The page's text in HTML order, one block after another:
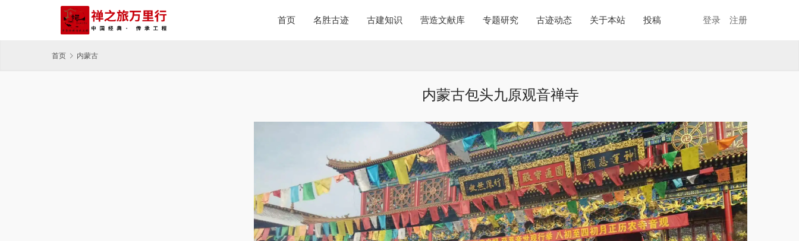
首页 名胜古迹 古建知识 营造文献库 专题研究 古迹动态 关于本站 投稿 登录 注册
首页 内蒙古
内蒙古包头九原观音禅寺